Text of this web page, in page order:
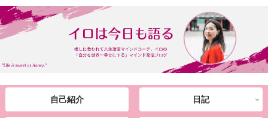
自己紹介 日記